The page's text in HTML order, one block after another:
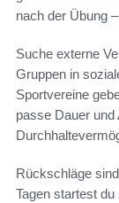
nach der Übung
Suche externe
Gruppen in
Sportvereine
passe Dauer
Rückschläge
Tagen startest